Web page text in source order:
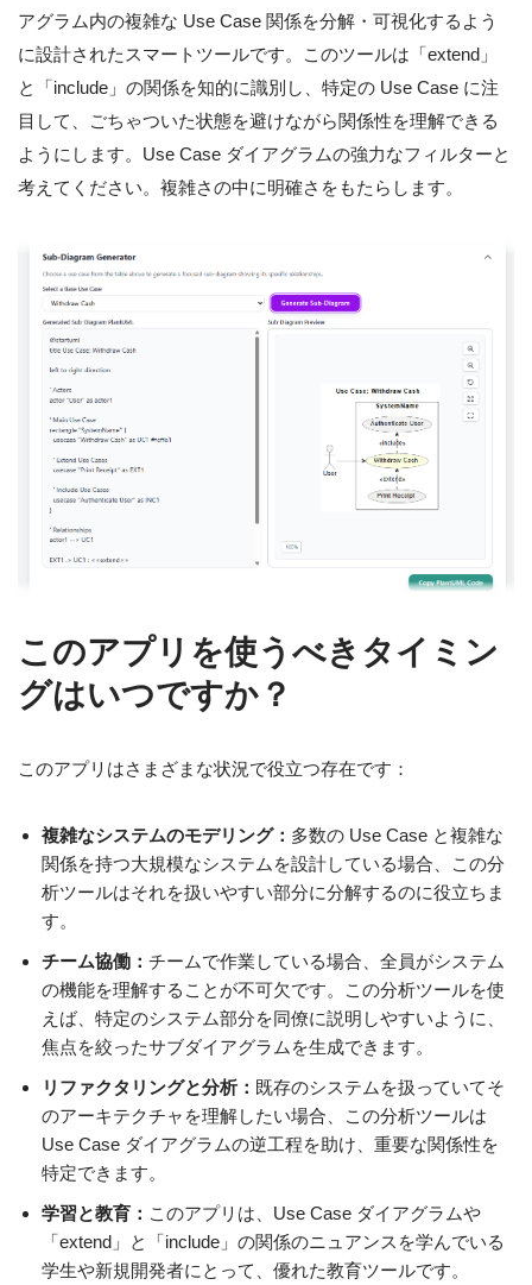
アグラム内の複雑な Use Case 関係を分解・可視化するよう
に設計されたスマートツールです。このツールは「extend」
と「include」の関係を知的に識別し、特定の Use Case に注
目して、ごちゃついた状態を避けながら関係性を理解できる
ようにします。Use Case ダイアグラムの強力なフィルターと
考えてください。複雑さの中に明確さをもたらします。
このアプリを使うべきタイミン
グはいつですか？
このアプリはさまざまな状況で役立つ存在です：
複雑なシステムのモデリング： 多数の Use Case と複雑な
関係を持つ大規模なシステムを設計している場合、この分
析ツールはそれを扱いやすい部分に分解するのに役立ちま
す。
チーム協働： チームで作業している場合、全員がシステム
の機能を理解することが不可欠です。この分析ツールを使
えば、特定のシステム部分を同僚に説明しやすいように、
焦点を絞ったサブダイアグラムを生成できます。
リファクタリングと分析： 既存のシステムを扱っていてそ
のアーキテクチャを理解したい場合、この分析ツールは
Use Case ダイアグラムの逆工程を助け、重要な関係性を
特定できます。
学習と教育： このアプリは、Use Case ダイアグラムや
「extend」と「include」の関係のニュアンスを学んでいる
学生や新規開発者にとって、優れた教育ツールです。